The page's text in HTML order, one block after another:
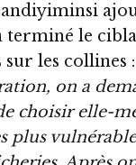
terminé le
les collines :
on a
choisir elle-
plus